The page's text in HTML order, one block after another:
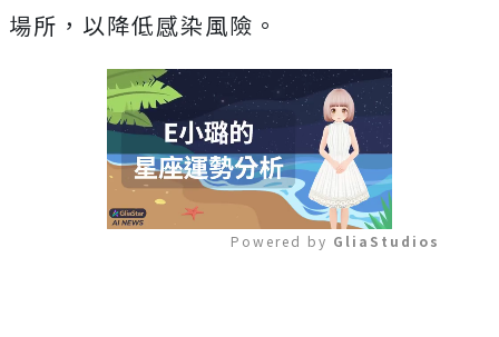
場所，以降低感染風險。
Powered by GliaStudios